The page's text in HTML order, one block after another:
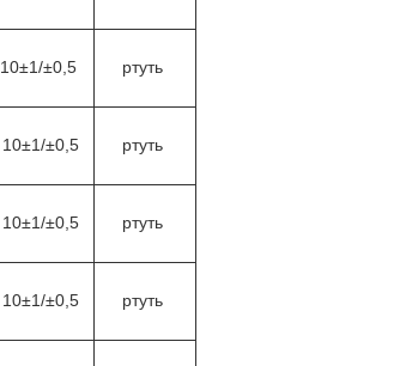
10±1/±0,5 ртуть
10±1/±0,5 ртуть
10±1/±0,5 ртуть
10±1/±0,5 ртуть